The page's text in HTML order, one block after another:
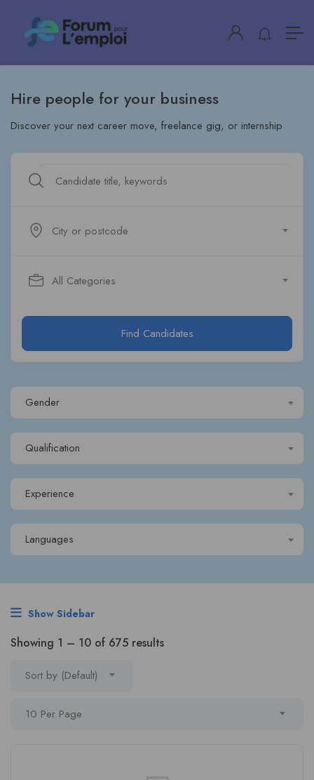
Hire people for your business
Discover your next career move, freelance gig, or internship
City or postcode
All Categories
Find Candidates
Gender
Qualification
Experience
Languages
Show Sidebar
Showing 1 – 10 of 675 results
Sort by (Default)
10 Per Page